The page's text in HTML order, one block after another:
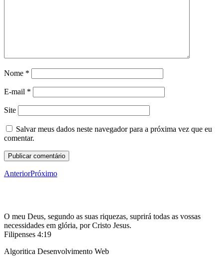
Nome *
E-mail *
Site
Salvar meus dados neste navegador para a próxima vez que eu
comentar.
AnteriorPróximo
O meu Deus, segundo as suas riquezas, suprirá todas as vossas
necessidades em glória, por Cristo Jesus.
Filipenses 4:19
Algoritica Desenvolvimento Web